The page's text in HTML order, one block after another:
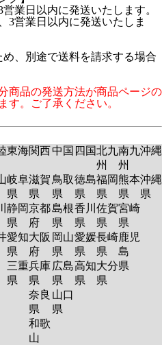
業日以内に発送いたします。
営業日以内に発送いたしま
、別途で送料を請求する場合
商品の発送方法が商品ページの
す。ご了承ください。
東海関西中国 四国北九
州
南九
州
沖縄
岐阜
県
静岡
県
愛知
県
三重
県
滋賀
県
京都
府
大阪
府
兵庫
県
奈良
県
和歌
山
鳥取
県
島根
県
岡山
県
広島
県
山口
県
徳島
県
香川
県
愛媛
県
高知
県
福岡
県
佐賀
県
長崎
県
大分
県
熊本
県
宮崎
県
鹿児
島
県
沖縄
県